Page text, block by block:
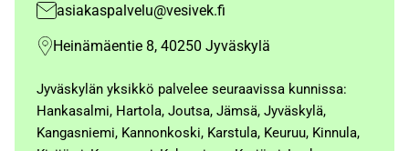
asiakaspalvelu@vesivek.fi
Heinämäentie 8, 40250 Jyväskylä
Jyväskylän yksikkö palvelee seuraavissa kunnissa:
Hankasalmi, Hartola, Joutsa, Jämsä, Jyväskylä,
Kangasniemi, Kannonkoski, Karstula, Keuruu, Kinnula,